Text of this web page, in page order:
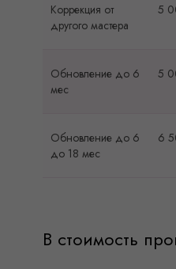
Коррекция от
другого мастера
5
Обновление до 6
мес
5
Обновление до 6
до 18 мес
6
В стоимость